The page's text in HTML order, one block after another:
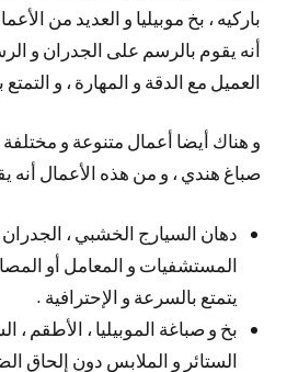
باركيه ، بخ موبيليا و العديد من
أنه يقوم بالرسم على الجدران و
العميل مع الدقة و المهارة ، و التمتع
و هناك أيضا أعمال متنوعة و
صباغ هندي ، و من هذه الأعمال أنه
دهان السيارج الخشبي ،
المستشفيات و المعامل أو
يتمتع بالسرعة و الإحترافية .
بخ و صباغة الموبيليا ، الأطقم ،
الستائر و الملابس دون إلحاق